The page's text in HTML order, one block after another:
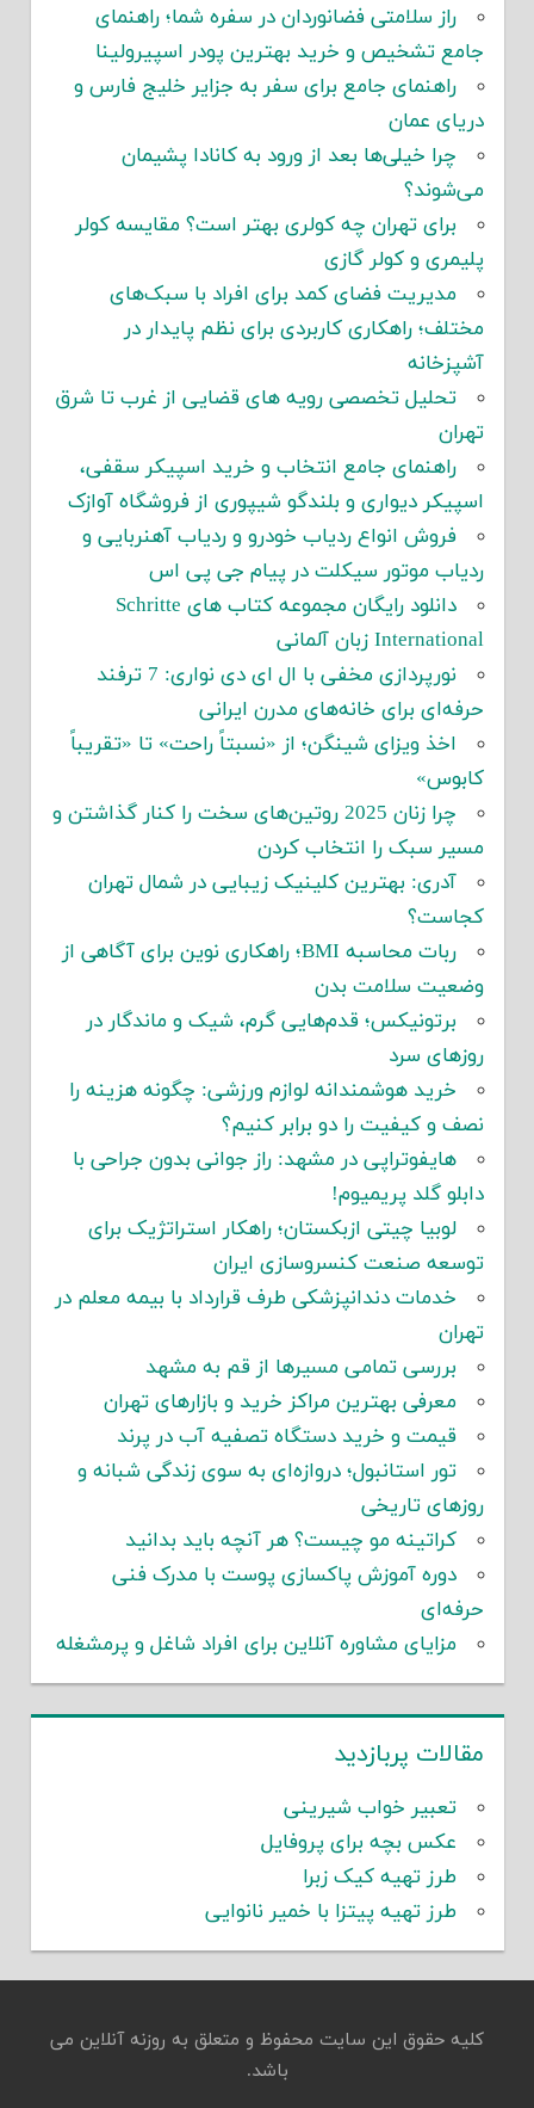
راز سلامتی فضانوردان در سفره شما؛ راهنمای
جامع تشخیص و خرید بهترین پودر اسپیرولینا
راهنمای جامع برای سفر به جزایر خلیج فارس و
دریای عمان
چرا خیلی‌ها بعد از ورود به کانادا پشیمان
می‌شوند؟
برای تهران چه کولری بهتر است؟ مقایسه کولر
پلیمری و کولر گازی
مدیریت فضای کمد برای افراد با سبک‌های
مختلف؛ راهکاری کاربردی برای نظم پایدار در
آشپزخانه
تحلیل تخصصی رویه های قضایی از غرب تا شرق
تهران
راهنمای جامع انتخاب و خرید اسپیکر سقفی،
اسپیکر دیواری و بلندگو شیپوری از فروشگاه آوازک
فروش انواع ردیاب خودرو و ردیاب آهنربایی و
ردیاب موتور سیکلت در پیام جی پی اس
دانلود رایگان مجموعه کتاب های Schritte
International زبان آلمانی
نورپردازی مخفی با ال ای دی نواری: 7 ترفند
حرفه‌ای برای خانه‌های مدرن ایرانی
اخذ ویزای شینگن؛ از «نسبتاً راحت» تا «تقریباً
کابوس»
چرا زنان 2025 روتین‌های سخت را کنار گذاشتن و
مسیر سبک را انتخاب کردن
آدری: بهترین کلینیک زیبایی در شمال تهران
کجاست؟
ربات محاسبه BMI؛ راهکاری نوین برای آگاهی از
وضعیت سلامت بدن
برتونیکس؛ قدم‌هایی گرم، شیک و ماندگار در
روزهای سرد
خرید هوشمندانه لوازم ورزشی: چگونه هزینه را
نصف و کیفیت را دو برابر کنیم؟
هایفوتراپی در مشهد: راز جوانی بدون جراحی با
دابلو گلد پریمیوم!
لوبیا چیتی ازبکستان؛ راهکار استراتژیک برای
توسعه صنعت کنسروسازی ایران
خدمات دندانپزشکی طرف قرارداد با بیمه معلم در
تهران
بررسی تمامی مسیرها از قم به مشهد
معرفی بهترین مراکز خرید و بازارهای تهران
قیمت و خرید دستگاه تصفیه آب در پرند
تور استانبول؛ دروازه‌ای به سوی زندگی شبانه و
روزهای تاریخی
کراتینه مو چیست؟ هر آنچه باید بدانید
دوره آموزش پاکسازی پوست با مدرک فنی
حرفه‌ای
مزایای مشاوره آنلاین برای افراد شاغل و پرمشغله
مقالات پربازدید
تعبیر خواب شیرینی
عکس بچه برای پروفایل
طرز تهیه کیک زبرا
طرز تهیه پیتزا با خمیر نانوایی
کلیه حقوق این سایت محفوظ و متعلق به روزنه آنلاین می
باشد.